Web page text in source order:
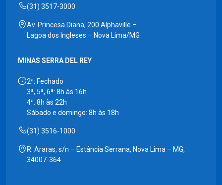
(31) 3517-3000
Av. Princesa Diana, 200 Alphaville –
Lagoa dos Ingleses – Nova Lima/MG
MINAS SERRA DEL REY
2ª: Fechado
3ª, 5ª, 6ª: 8h às 16h
4ª: 8h às 22h
Sábado e domingo: 8h às 18h
(31) 3516-1000
R. Araras, s/n – Estância Serrana, Nova Lima – MG,
34007-364